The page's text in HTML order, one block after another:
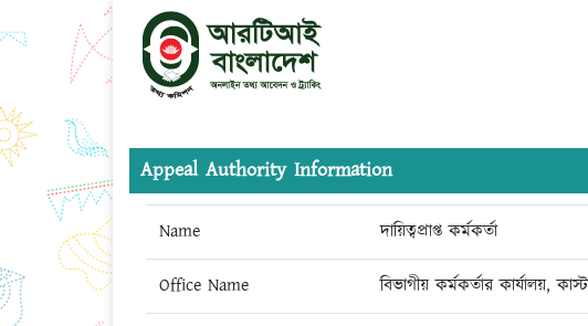
Appeal Authority Information
Name দায়িত্বপ্রাপ্ত কর্মকর্তা
Office Name বিভাগীয় কর্মকর্তার কার্যালয়,